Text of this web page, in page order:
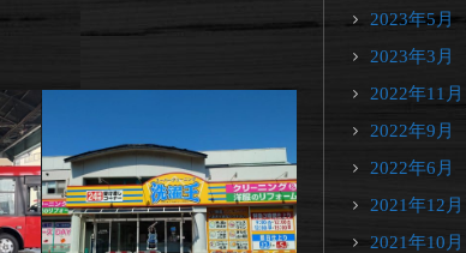
2023年5月
2023年3月
2022年11月
2022年9月
2022年6月
2021年12月
2021年10月